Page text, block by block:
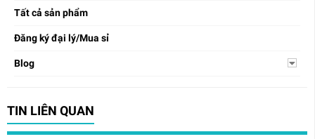
Tất cả sản phẩm
Đăng ký đại lý/Mua sỉ
Blog
TIN LIÊN QUAN